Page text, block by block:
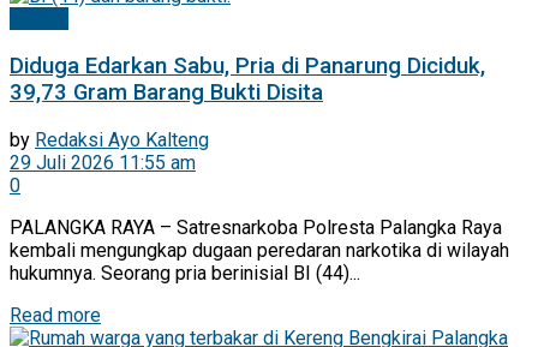
Diduga Edarkan Sabu, Pria di Panarung Diciduk,
39,73 Gram Barang Bukti Disita
by Redaksi Ayo Kalteng
29 Juli 2026 11:55 am
0
PALANGKA RAYA – Satresnarkoba Polresta Palangka Raya
kembali mengungkap dugaan peredaran narkotika di wilayah
hukumnya. Seorang pria berinisial BI (44)...
Read more